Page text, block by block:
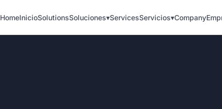
HomeInicioSolutionsSoluciones▾ServicesServicios▾Company